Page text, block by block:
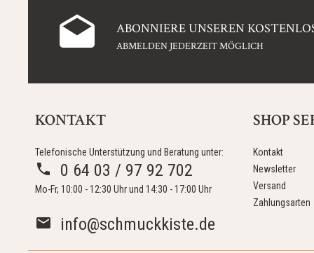
ABONNIERE UNSEREN
ABMELDEN JEDERZEIT MÖGLICH
KONTAKT
Telefonische Unterstützung und Beratung unter:
0 64 03 / 97 92 702
Mo-Fr, 10:00 - 12:30 Uhr und 14:30 - 17:00 Uhr
info@schmuckkiste.de
SHOP
Kontakt
Newsletter
Versand
Zahlungsarten